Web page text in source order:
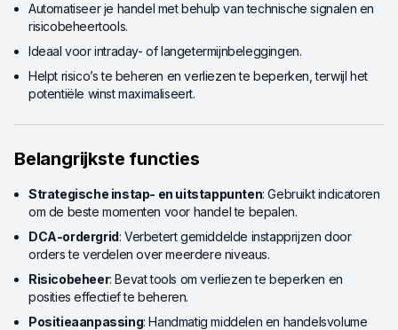
Automatiseer je handel met behulp van technische signalen en
risicobeheertools.
Ideaal voor intraday- of langetermijnbeleggingen.
Helpt risico’s te beheren en verliezen te beperken, terwijl het
potentiële winst maximaliseert.
Belangrijkste functies
Strategische instap- en uitstappunten: Gebruikt indicatoren
om de beste momenten voor handel te bepalen.
DCA-ordergrid: Verbetert gemiddelde instapprijzen door
orders te verdelen over meerdere niveaus.
Risicobeheer: Bevat tools om verliezen te beperken en
posities effectief te beheren.
Positieaanpassing: Handmatig middelen en handelsvolume